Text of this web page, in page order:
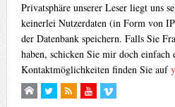
Privatsphäre unserer Leser liegt uns
keinerlei Nutzerdaten (in Form von
der Datenbank speichern. Falls Sie
haben, schicken Sie mir doch einfach
Kontaktmöglichkeiten finden Sie auf